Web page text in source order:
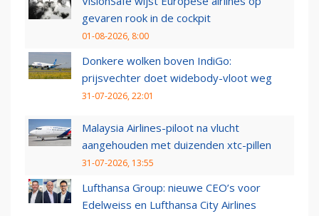
gevaren rook in de cockpit
01-08-2026, 8:00
Donkere wolken boven IndiGo:
prijsvechter doet widebody-vloot weg
31-07-2026, 22:01
Malaysia Airlines-piloot na vlucht
aangehouden met duizenden xtc-pillen
31-07-2026, 13:55
Lufthansa Group: nieuwe CEO’s voor
Edelweiss en Lufthansa City Airlines